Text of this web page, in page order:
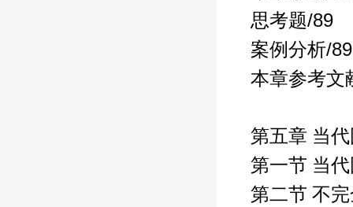
思考题/89
案例分析/89
本章参考文
第五章 当
第一节 当
第二节 不